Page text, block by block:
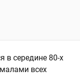
в середине 80-х
всех